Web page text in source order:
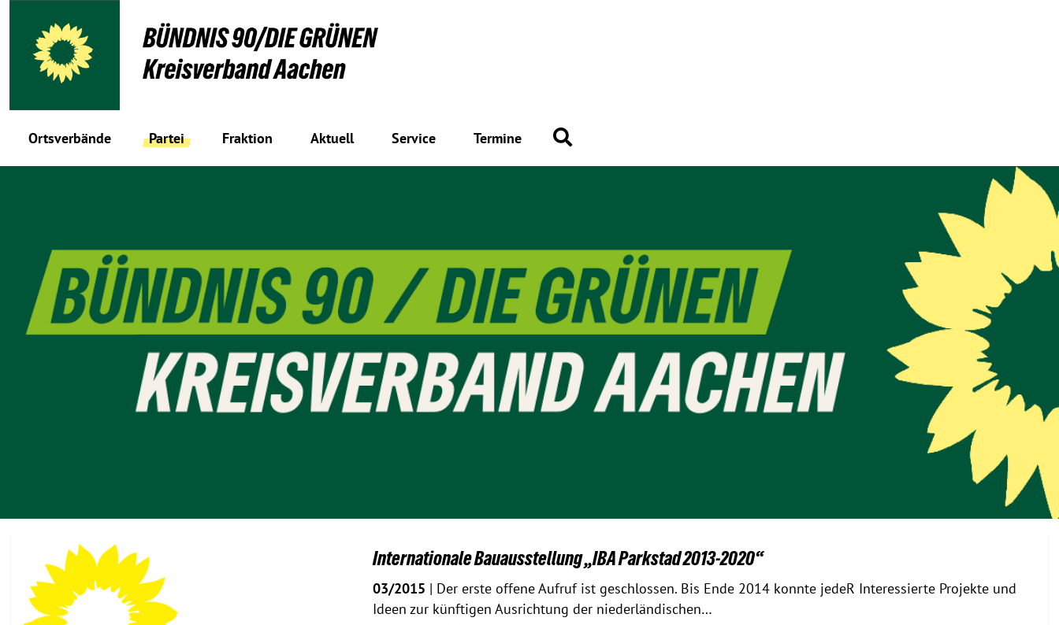
Ortsverbände Partei Fraktion Aktuell Service Termine
Internationale Bauausstellung „IBA Parkstad 2013-2020“
03/2015 | Der erste offene Aufruf ist geschlossen. Bis Ende 2014 konnte jedeR Interessierte Projekte und
Ideen zur künftigen Ausrichtung der niederländischen…